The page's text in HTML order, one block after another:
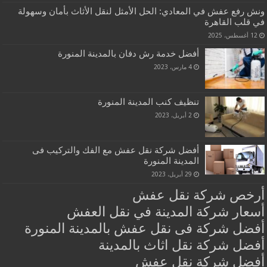
ونش رفع عفش في المعادي: الحل الأمثل لنقل الأثاث بأمان وسهولة
في قلب القاهرة
12 أغسطس، 2025
أفضل خدمة رش دفان بالمدينة المنورة
4 مارس، 2023
تنظيف كنب المدينة المنورة
2 أبريل، 2023
أفضل شركة نقل عفش مع الفك والتركيب فى
المدينة المنورة
29 أبريل، 2023
أرخص شركة نقل عفش
أسعار شركة المدينة في نقل العفش
أفضل شركة فى نقل عفش بالمدينة المنورة
أفضل شركة نقل اثاث بالمدينة
أفضل شركة نقل عفش